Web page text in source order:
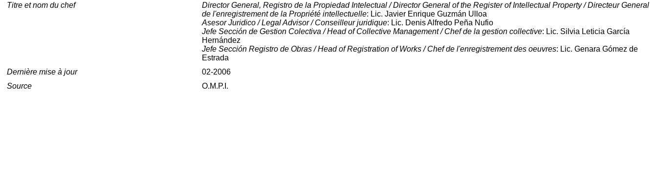
Titre et nom du chef
Director General, Registro de la Propiedad Intelectual / Director General of the Register of Intellectual Property / Directeur General
de l'enregistrement de la Propriété intellectuelle: Lic. Javier Enrique Guzmán Ulloa
Asesor Juridico / Legal Advisor / Conseilleur juridique: Lic. Denis Alfredo Peña Nufio
Jefe Sección de Gestion Colectiva / Head of Collective Management / Chef de la gestion collective: Lic. Silvia Leticia García
Hernández
Jefe Sección Registro de Obras / Head of Registration of Works / Chef de l'enregistrement des oeuvres: Lic. Genara Gómez de
Estrada
Dernière mise à jour
02-2006
Source
O.M.P.I.